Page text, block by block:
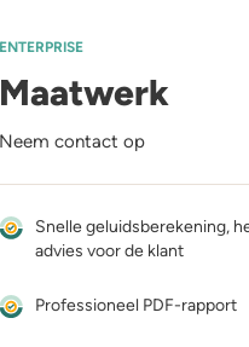
ENTERPRISE
Maatwerk
Neem contact op
Snelle geluidsberekening,
advies voor de klant
Professioneel PDF-rapport